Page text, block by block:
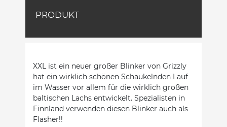
PRODUKT
XXL ist ein neuer großer Blinker von Grizzly
hat ein wirklich schönen Schaukelnden Lauf
im Wasser vor allem für die wirklich großen
baltischen Lachs entwickelt. Spezialisten in
Finnland verwenden diesen Blinker auch als
Flasher!!